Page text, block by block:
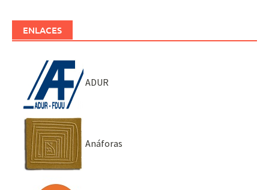
ENLACES
ADUR
Anáforas